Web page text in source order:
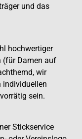
und das
hochwertiger
(für Damen auf
wir
individuellen
sein.
Stickservice